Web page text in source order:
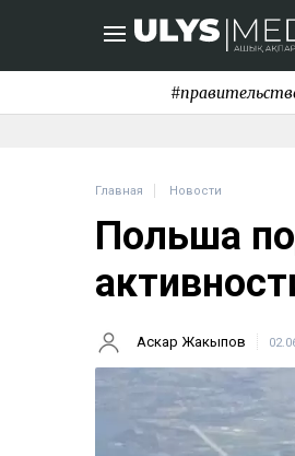
Главная Новости
Польша
Аскар Жакыпов